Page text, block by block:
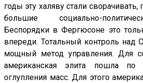
годы эту халяву стали
большие социально-
Беспорядки в Фергюсоне это
впереди. Тотальный контроль
мощный метод управления. Для
американская элита пошла по
оглупления масс. Для этого